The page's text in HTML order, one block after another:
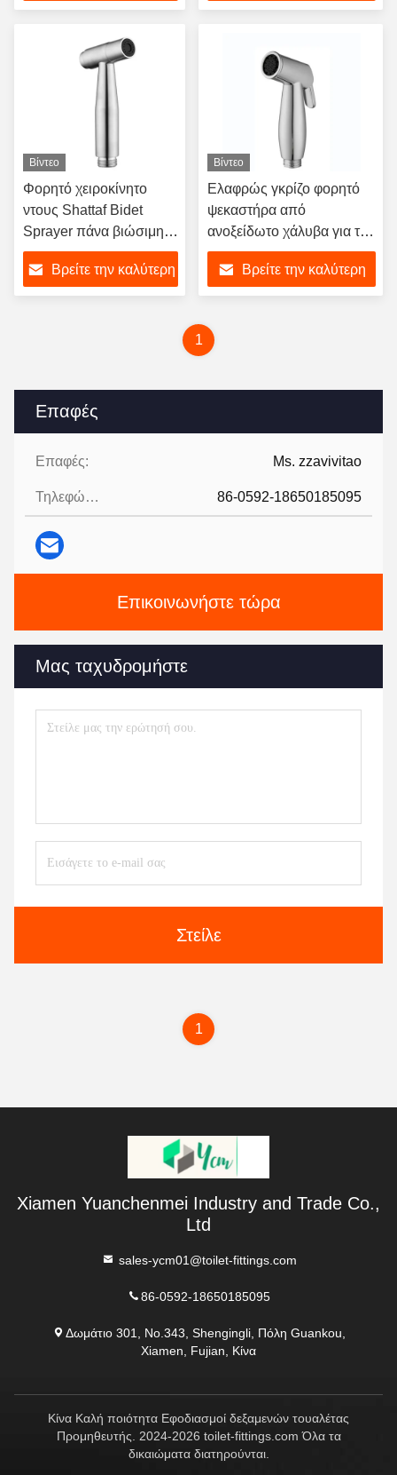
Επαφές
Επαφές: Ms. zzavivitao
Τηλεφώνημα: 86-0592-18650185095
Επικοινωνήστε τώρα
Μας ταχυδρομήστε
Στείλε
Βίντεο
Φορητό χειροκίνητο
ντους Shattaf Bidet
Sprayer πάνα βιώσιμη
σύγχρονη σχεδίαση
Βρείτε την καλύτερη
Βίντεο
Ελαφρώς γκρίζο φορητό
ψεκαστήρα από
ανοξείδωτο χάλυβα για το
μπάνιο
Βρείτε την καλύτερη
1
1
Xiamen Yuanchenmei Industry and Trade Co.,
Ltd
sales-ycm01@toilet-fittings.com
86-0592-18650185095
Δωμάτιο 301, No.343, Shengingli, Πόλη Guankou,
Xiamen, Fujian, Κίνα
Κίνα Καλή ποιότητα Εφοδιασμοί δεξαμενών τουαλέτας
Προμηθευτής. 2024-2026 toilet-fittings.com Όλα τα
δικαιώματα διατηρούνται.